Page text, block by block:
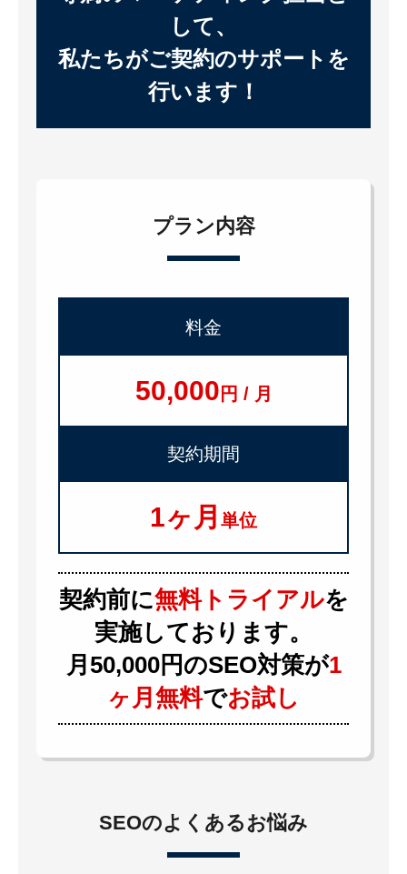
して、
私たちがご契約のサポートを
行います！
プラン内容
料金
50,000 円 / 月
契約期間
1ヶ月 単位
契約前に無料トライアルを
実施しております。
月50,000円のSEO対策が1
ヶ月無料でお試し
SEOのよくあるお悩み